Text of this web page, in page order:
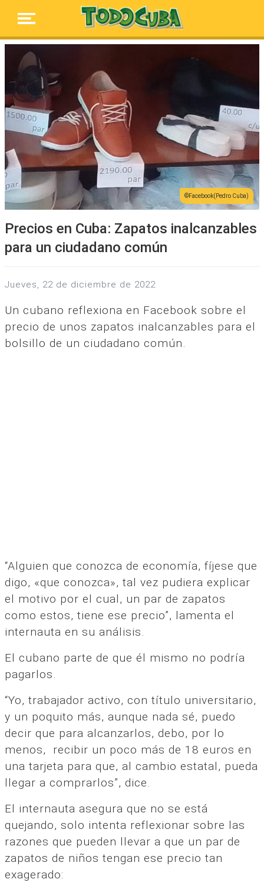
Facebook(Pedro Cuba)
Precios en Cuba: Zapatos inalcanzables
para un ciudadano común
jueves, 22 de diciembre de 2022
Un cubano reflexiona en Facebook sobre el
precio de unos zapatos inalcanzables para el
bolsillo de un ciudadano común.
“Alguien que conozca de economía, fíjese que
digo, «que conozca», tal vez pudiera explicar
el motivo por el cual, un par de zapatos
como estos, tiene ese precio”, lamenta el
internauta en su análisis.
El cubano parte de que él mismo no podría
pagarlos.
“Yo, trabajador activo, con título universitario,
y un poquito más, aunque nada sé, puedo
decir que para alcanzarlos, debo, por lo
menos, recibir un poco más de 18 euros en
una tarjeta para que, al cambio estatal, pueda
llegar a comprarlos”, dice.
El internauta asegura que no se está
quejando, solo intenta reflexionar sobre las
razones que pueden llevar a que un par de
zapatos de niños tengan ese precio tan
exagerado: